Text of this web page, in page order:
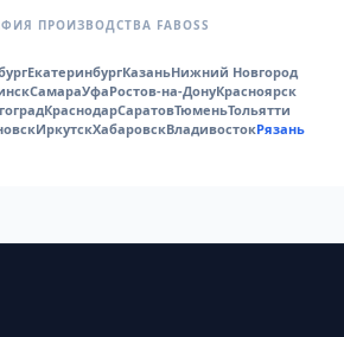
ПРОИЗВОДСТВА FABOSS
ЕкатеринбургКазаньНижний Новгород
СамараУфаРостов-на-ДонуКрасноярск
КраснодарСаратовТюменьТольятти
ИркутскХабаровскВладивостокРязань